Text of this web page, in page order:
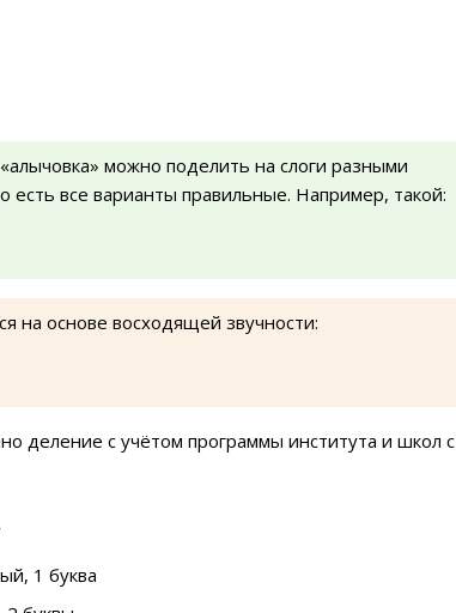
можно поделить на слоги разными
есть все варианты правильные. Например, такой:
на основе восходящей звучности:
деление с учётом программы института и школ с
1 буква